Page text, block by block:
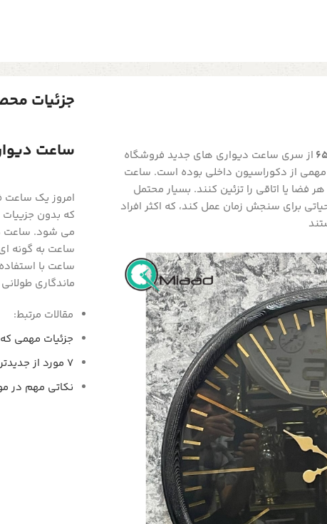
از سری ساعت دیواری های جدید فروشگاه
مهمی از دکوراسیون داخلی بوده است. ساعت
فضا یا اتاقی را تزئین کنند. بسیار محتمل
برای سنجش زمان عمل کند، که اکثر افراد
جزئیات
ساعت دیواری
امروز یک ساعت
که بدون
ساعت به گونه
ساعت با
ماندگاری
مقالات مرتبط:
جزئیات مهمی
7 مورد از جدیدترین ساعت دیواری های میعادتایم
نکاتی مهم در